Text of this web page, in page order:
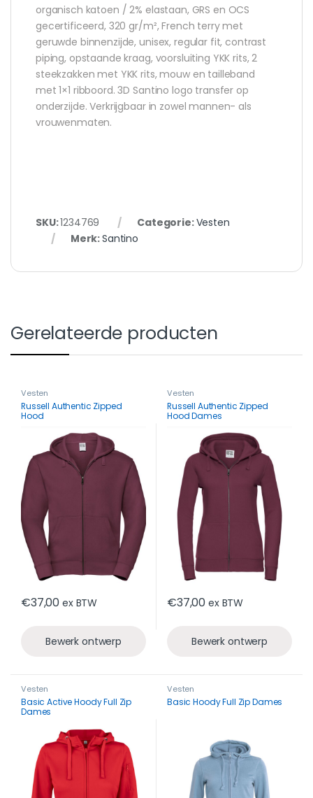
organisch katoen / 2% elastaan, GRS en OCS
gecertificeerd, 320 gr/m², French terry met
geruwde binnenzijde, unisex, regular fit, contrast
piping, opstaande kraag, voorsluiting YKK rits, 2
steekzakken met YKK rits, mouw en tailleband
met 1×1 ribboord. 3D Santino logo transfer op
onderzijde. Verkrijgbaar in zowel mannen- als
vrouwenmaten.
SKU:1234769 Categorie:Vesten
Merk:Santino
Gerelateerde producten
Vesten
Russell Authentic Zipped
Hood
€37,00 ex BTW
Bewerk ontwerp
Vesten
Russell Authentic Zipped
Hood Dames
€37,00 ex BTW
Bewerk ontwerp
Vesten
Basic Active Hoody Full Zip
Dames
Vesten
Basic Hoody Full Zip Dames